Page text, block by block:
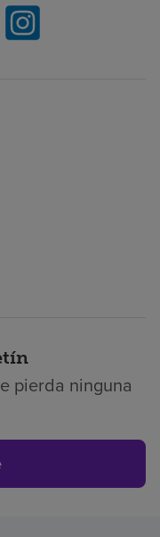
pierda ninguna